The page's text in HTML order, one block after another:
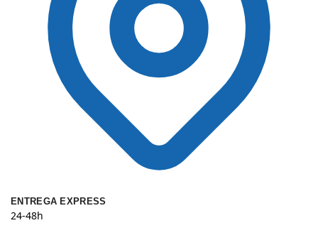
ENTREGA EXPRESS
24-48h